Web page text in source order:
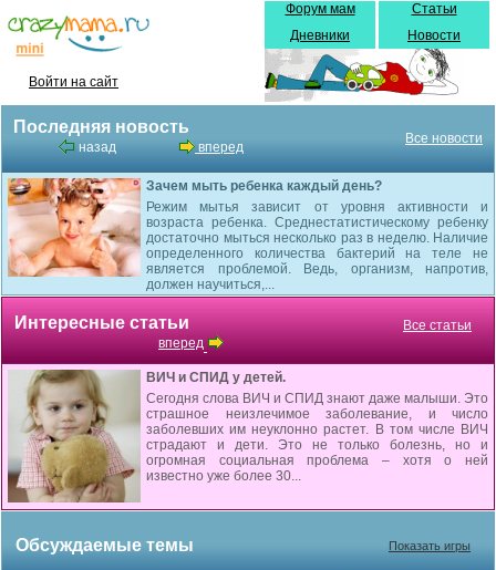
Войти на сайт
Форум мам
Дневники
Статьи
Новости
Последняя новость
назад вперед
Все новости
Зачем мыть ребенка каждый день?
Режим мытья зависит от уровня активности и
возраста ребенка. Среднестатистическому ребенку
достаточно мыться несколько раз в неделю. Наличие
определенного количества бактерий на теле не
является проблемой. Ведь, организм, напротив,
должен научиться,...
Интересные статьи
вперед
Все статьи
ВИЧ и СПИД у детей.
Сегодня слова ВИЧ и СПИД знают даже малыши. Это
страшное неизлечимое заболевание, и число
заболевших им неуклонно растет. В том числе ВИЧ
страдают и дети. Это не только болезнь, но и
огромная социальная проблема – хотя о ней
известно уже более 30...
Обсуждаемые темы Показать игры